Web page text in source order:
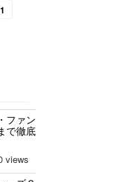
ファン
で徹底
views